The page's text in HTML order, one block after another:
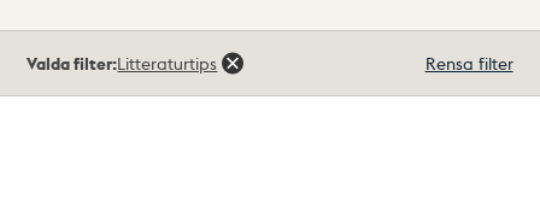
träffar
Valda filter:Litteraturtips Rensa filter